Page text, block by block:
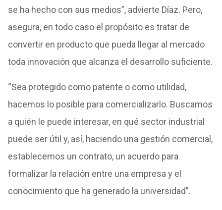
se ha hecho con sus medios”, advierte Díaz. Pero,
asegura, en todo caso el propósito es tratar de
convertir en producto que pueda llegar al mercado
toda innovación que alcanza el desarrollo suficiente.
“Sea protegido como patente o como utilidad,
hacemos lo posible para comercializarlo. Buscamos
a quién le puede interesar, en qué sector industrial
puede ser útil y, así, haciendo una gestión comercial,
establecemos un contrato, un acuerdo para
formalizar la relación entre una empresa y el
conocimiento que ha generado la universidad”.